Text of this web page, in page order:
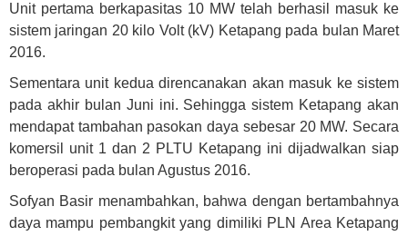
Unit pertama berkapasitas 10 MW telah berhasil masuk ke
sistem jaringan 20 kilo Volt (kV) Ketapang pada bulan Maret
2016.
Sementara unit kedua direncanakan akan masuk ke sistem
pada akhir bulan Juni ini. Sehingga sistem Ketapang akan
mendapat tambahan pasokan daya sebesar 20 MW. Secara
komersil unit 1 dan 2 PLTU Ketapang ini dijadwalkan siap
beroperasi pada bulan Agustus 2016.
Sofyan Basir menambahkan, bahwa dengan bertambahnya
daya mampu pembangkit yang dimiliki PLN Area Ketapang